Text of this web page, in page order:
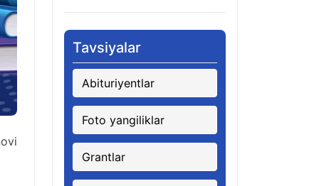
Tavsiyalar
Abituriyentlar
Foto yangiliklar
Grantlar